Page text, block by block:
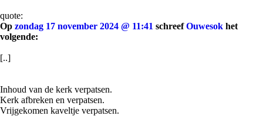
quote:
Op zondag 17 november 2024 @ 11:41 schreefOuwesok het
volgende:
[..]
Inhoud van de kerk verpatsen.
Kerk afbreken en verpatsen.
Vrijgekomen kaveltje verpatsen.